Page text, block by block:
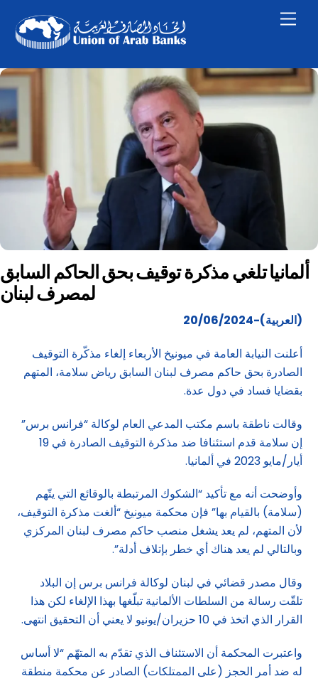
content
ألمانيا تلغي مذكرة توقيف بحق الحاكم السابق
لمصرف لبنان
(العربية)-20/06/2024
أعلنت النيابة العامة في ميونيخ الأربعاء إلغاء مذكّرة التوقيف
الصادرة بحق حاكم مصرف لبنان السابق رياض سلامة، المتهم
بقضايا فساد في دول عدة.
وقالت ناطقة باسم مكتب المدعي العام لوكالة “فرانس برس”
إن سلامة قدم استئنافا ضد مذكرة التوقيف الصادرة في 19
أيار/مايو 2023 في ألمانيا.
وأوضحت أنه مع تأكيد “الشكوك المرتبطة بالوقائع التي يتّهم
(سلامة) بالقيام بها” فإن محكمة ميونيخ “ألغت مذكرة التوقيف،
لأن المتهم، لم يعد يشغل منصب حاكم مصرف لبنان المركزي
وبالتالي لم يعد هناك أي خطر بإتلاف أدلة”.
وقال مصدر قضائي في لبنان لوكالة فرانس برس إن البلاد
تلقّت رسالة من السلطات الألمانية تبلّغها بهذا الإلغاء لكن هذا
القرار الذي اتخذ في 10 حزيران/يونيو لا يعني أن التحقيق انتهى.
واعتبرت المحكمة أن الاستئناف الذي تقدّم به المتهّم “لا أساس
له ضد أمر الحجز (على الممتلكات) الصادر عن محكمة منطقة